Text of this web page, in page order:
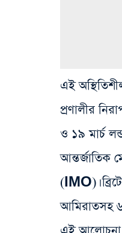
এই
প্রণালীর
ও ১৯ মার্চ
আন্তর্জাতিক
(IMO)।
আমিরাতসহ